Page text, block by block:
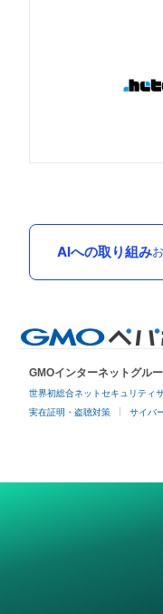
AIへの取り組み
GMOインターネットグル
世界初総合ネットセキュリティ
実在証明・盗聴対策 サイバ